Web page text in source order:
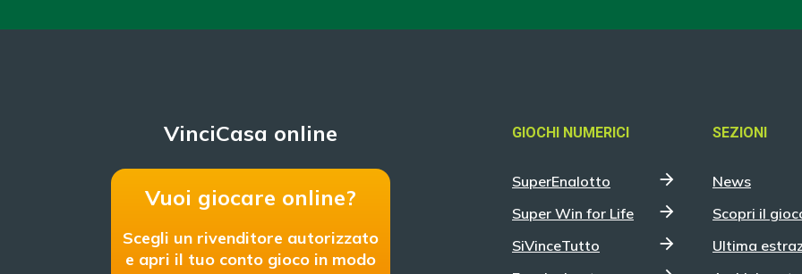
VinciCasa online
Vuoi giocare online?
Scegli un rivenditore autorizzato
e apri il tuo conto gioco in modo
GIOCHI NUMERICI
SuperEnalotto
Super Win for Life
SiVinceTutto
SEZIONI
News
Scopri il
Ultima